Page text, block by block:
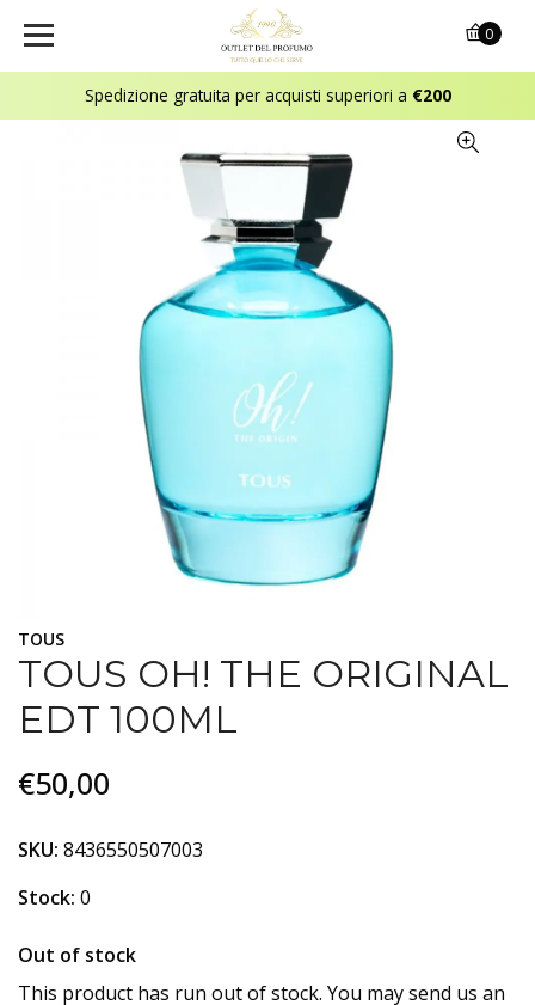
Spedizione gratuita per acquisti superiori a €200
0
TOUS
TOUS OH! THE ORIGINAL
EDT 100ML
€50,00
SKU: 8436550507003
Stock: 0
Out of stock
This product has run out of stock. You may send us an